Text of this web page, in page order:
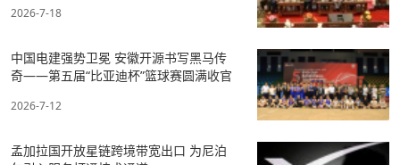
2026-7-18
中国电建强势卫冕 安徽开源书写黑马传
奇——第五届“比亚迪杯”篮球赛圆满收官
2026-7-12
孟加拉国开放星链跨境带宽出口 为尼泊